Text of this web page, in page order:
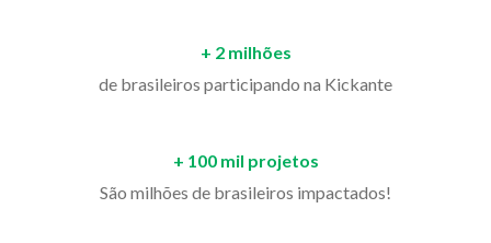
+ 2 milhões
de brasileiros participando na Kickante
+ 100 mil projetos
São milhões de brasileiros impactados!